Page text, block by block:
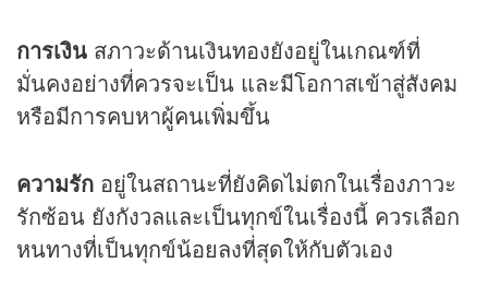
การเงิน สภาวะด้านเงินทองยังอยู่ในเกณฑ์ที่
มั่นคงอย่างที่ควรจะเป็น และมีโอกาสเข้าสู่สังคม
หรือมีการคบหาผู้คนเพิ่มขึ้น
ความรัก อยู่ในสถานะที่ยังคิดไม่ตกในเรื่องภาวะ
รักซ้อน ยังกังวลและเป็นทุกข์ในเรื่องนี้ ควรเลือก
หนทางที่เป็นทุกข์น้อยลงที่สุดให้กับตัวเอง